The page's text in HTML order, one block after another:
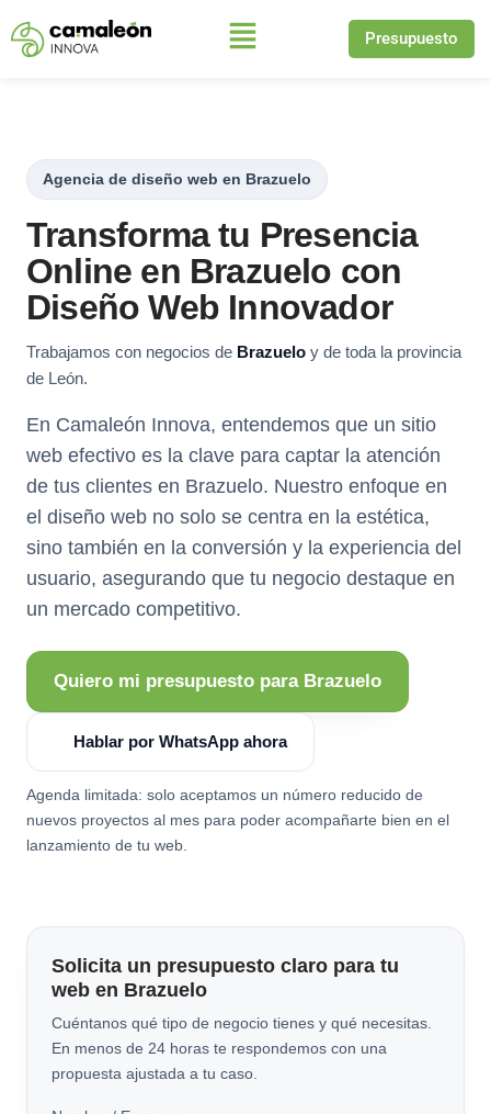
Saltar
Presupuesto
Agencia de diseño web en Brazuelo
Transforma tu Presencia
Online en Brazuelo con
Diseño Web Innovador
Trabajamos con negocios de Brazuelo y de toda la provincia
de León.
En Camaleón Innova, entendemos que un sitio
web efectivo es la clave para captar la atención
de tus clientes en Brazuelo. Nuestro enfoque en
el diseño web no solo se centra en la estética,
sino también en la conversión y la experiencia del
usuario, asegurando que tu negocio destaque en
un mercado competitivo.
Quiero mi presupuesto para Brazuelo
Hablar por WhatsApp ahora
Agenda limitada: solo aceptamos un número reducido de
nuevos proyectos al mes para poder acompañarte bien en el
lanzamiento de tu web.
Solicita un presupuesto claro para tu
web en Brazuelo
Cuéntanos qué tipo de negocio tienes y qué necesitas.
En menos de 24 horas te respondemos con una
propuesta ajustada a tu caso.